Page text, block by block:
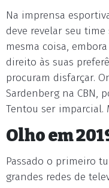
Na imprensa
deve revelar seu
mesma coisa,
direito às suas
procuram disfarçar.
Sardenberg na CBN,
Tentou ser imparcial.
Olho em
Passado o primeiro
grandes redes de